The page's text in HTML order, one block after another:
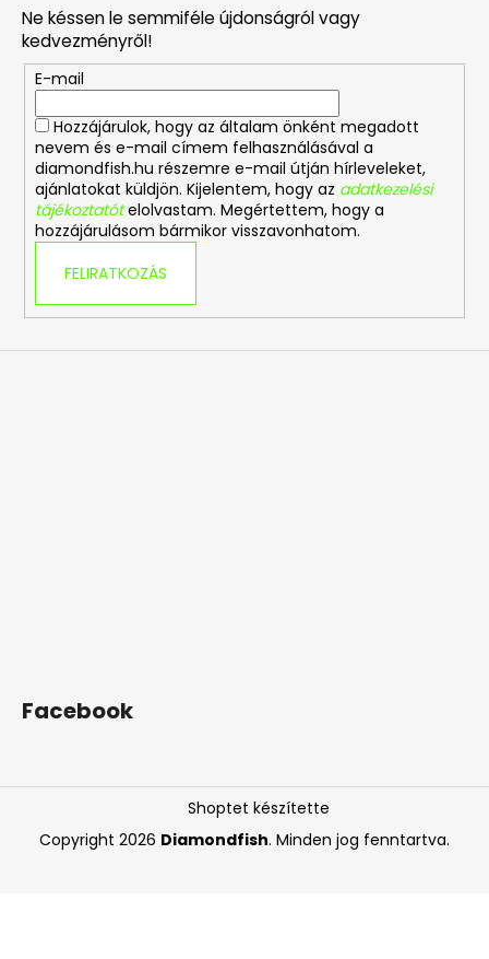
Ne késsen le semmiféle újdonságról vagy
kedvezményről!
E-mail
Hozzájárulok, hogy az általam önként megadott
nevem és e-mail címem felhasználásával a
diamondfish.hu részemre e-mail útján hírleveleket,
ajánlatokat küldjön. Kijelentem, hogy az adatkezelési
tájékoztatót elolvastam. Megértettem, hogy a
hozzájárulásom bármikor visszavonhatom.
FELIRATKOZÁS
Facebook
Shoptet készítette
Copyright 2026 Diamondfish. Minden jog fenntartva.